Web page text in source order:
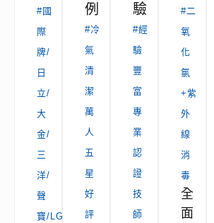
#國
際
牌/
日
立/
大
金/
三
洋/
聲
寶/LG
例
#冷
氣
清
潔
萬
人
五
星
好
評
驗
#經
驗
豐
富
專
業
認
證
技
師
#二
氧
化
氯
+紫
外
線
消
毒
全
面